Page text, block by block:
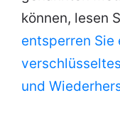
können, lesen
entsperren
und